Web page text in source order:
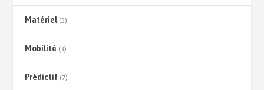
Matériel (5)
Mobilité (3)
Prédictif (7)